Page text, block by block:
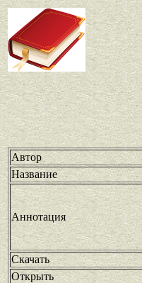
Автор
Название
Аннотация
Скачать
Открыть